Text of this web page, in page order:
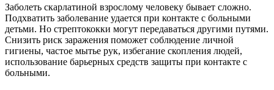
Заболеть скарлатиной взрослому человеку бывает сложно.
Подхватить заболевание удается при контакте с больными
детьми. Но стрептококки могут передаваться другими путями.
Снизить риск заражения поможет соблюдение личной
гигиены, частое мытье рук, избегание скопления людей,
использование барьерных средств защиты при контакте с
больными.